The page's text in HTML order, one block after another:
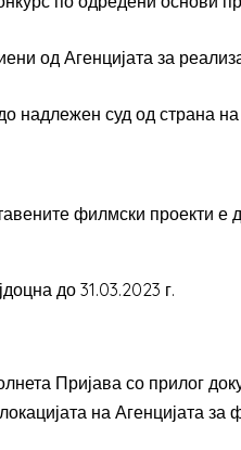
од Агенцијата за
надлежен суд од страна на
филмски проекти
до 31.03.2023 г.
Пријава со прилог
на Агенцијата